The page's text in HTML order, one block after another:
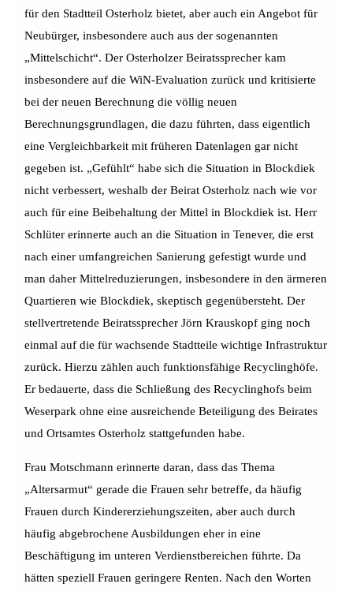
für den Stadtteil Osterholz bietet, aber auch ein Angebot für
Neubürger, insbesondere auch aus der sogenannten
„Mittelschicht“. Der Osterholzer Beiratssprecher kam
insbesondere auf die WiN-Evaluation zurück und kritisierte
bei der neuen Berechnung die völlig neuen
Berechnungsgrundlagen, die dazu führten, dass eigentlich
eine Vergleichbarkeit mit früheren Datenlagen gar nicht
gegeben ist. „Gefühlt“ habe sich die Situation in Blockdiek
nicht verbessert, weshalb der Beirat Osterholz nach wie vor
auch für eine Beibehaltung der Mittel in Blockdiek ist. Herr
Schlüter erinnerte auch an die Situation in Tenever, die erst
nach einer umfangreichen Sanierung gefestigt wurde und
man daher Mittelreduzierungen, insbesondere in den ärmeren
Quartieren wie Blockdiek, skeptisch gegenübersteht.Der
stellvertretende Beiratssprecher Jörn Krauskopf ging noch
einmal auf die für wachsende Stadtteile wichtige Infrastruktur
zurück. Hierzu zählen auch funktionsfähige Recyclinghöfe.
Er bedauerte, dass die Schließung des Recyclinghofs beim
Weserpark ohne eine ausreichende Beteiligung des Beirates
und Ortsamtes Osterholz stattgefunden habe.
Frau Motschmann erinnerte daran, dass das Thema
„Altersarmut“ gerade die Frauen sehr betreffe, da häufig
Frauen durch Kindererziehungszeiten, aber auch durch
häufig abgebrochene Ausbildungen eher in eine
Beschäftigung im unteren Verdienstbereichen führte. Da
hätten speziell Frauen geringere Renten. Nach den Worten